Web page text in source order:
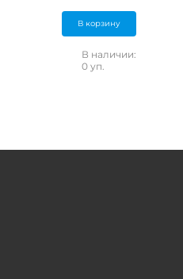
В корзину
В наличии:
0 уп.